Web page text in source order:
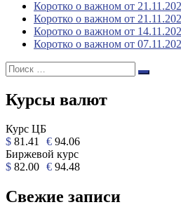
Коротко о важном от
Коротко о важном от
Коротко о важном от
Коротко о важном от
Поиск:
Поиск
Курсы валют
Курс ЦБ
$ 81.41 € 94.06
Биржевой курс
$ 82.00 € 94.48
Свежие записи